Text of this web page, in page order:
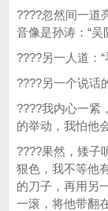
????忽然间一道
音像是孙涛：“
????另一人道：
????另一个说话
????我内心一紧
的举动，我怕他
????果然，矮子
狠色，我不等他
的刀子，再用另
一滚，将他带翻